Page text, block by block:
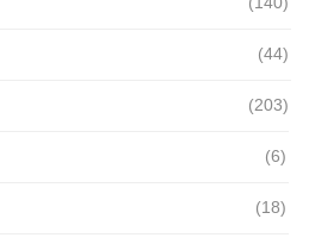
(44)
(203)
(6)
(18)